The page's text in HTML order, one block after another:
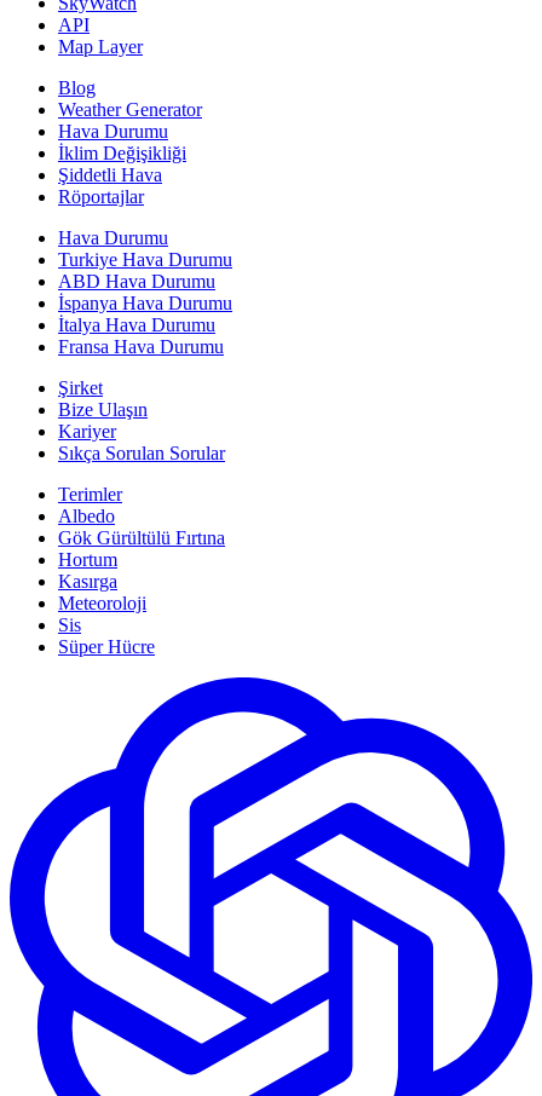
API
Map Layer
Blog
Weather Generator
Hava Durumu
İklim Değişikliği
Şiddetli Hava
Röportajlar
Hava Durumu
Turkiye Hava Durumu
ABD Hava Durumu
İspanya Hava Durumu
İtalya Hava Durumu
Fransa Hava Durumu
Şirket
Bize Ulaşın
Kariyer
Sıkça Sorulan Sorular
Terimler
Albedo
Gök Gürültülü Fırtına
Hortum
Kasırga
Meteoroloji
Sis
Süper Hücre